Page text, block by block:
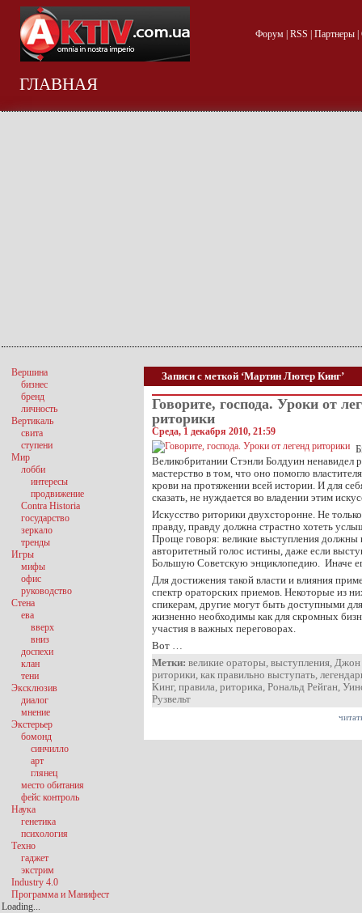
Форум| RSS Партнеры|
ГЛАВНАЯ
Записи с меткой ‘Мартин Лютер Кинг’
Говорите, господа. Уроки от
риторики
Среда, 1 декабря 2010, 21:59
Великобритании Стэнли Болдуин ненавидел
мастерство в том, что оно помогло
крови на протяжении всей истории. И для
сказать, не нуждается во владении этим
Искусство риторики двухсторонне. Не
правду, правду должна страстно хотеть
Проще говоря: великие выступления должны
авторитетный голос истины, даже если
Большую Советскую энциклопедию. Иначе
Для достижения такой власти и влияния
спектр ораторских приемов. Некоторые из
спикерам, другие могут быть доступными
жизненно необходимы как для скромных
участия в важных переговорах.
Вот …
Метки: великие ораторы, выступления, Джон
риторики, как правильно выступать,
Кинг, правила, риторика, Рональд Рейган,
Рузвельт
Вершина
бизнес
бренд
личность
Вертикаль
свита
ступени
Мир
лобби
интересы
продвижение
Contra Historia
государство
зеркало
тренды
Игры
мифы
офис
руководство
Стена
ева
вверх
вниз
доспехи
клан
тени
Эксклюзив
диалог
мнение
Экстерьер
бомонд
синчилло
арт
глянец
место обитания
фейс контроль
Наука
генетика
психология
Техно
гаджет
экстрим
Industry 4.0
Программа и Манифест
Loading...